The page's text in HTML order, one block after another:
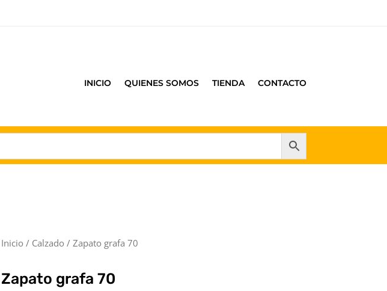
INICIO QUIENES SOMOS TIENDA CONTACTO
Inicio / Calzado / Zapato grafa 70
Zapato grafa 70